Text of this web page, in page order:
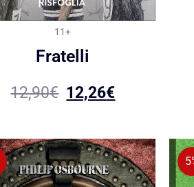
11+
Fratelli
12,90€ 12,26€